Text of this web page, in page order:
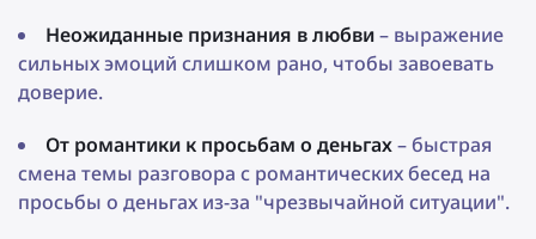
Неожиданные признания в любви– выражение
сильных эмоций слишком рано, чтобы завоевать
доверие.
От романтики к просьбам о деньгах– быстрая
смена темы разговора с романтических бесед на
просьбы о деньгах из-за "чрезвычайной ситуации".